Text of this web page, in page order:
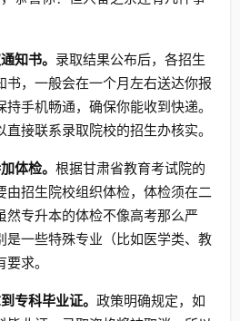
知书。 录取结果公布后，各招生
书，一般会在一个月左右送达你报
手机畅通，确保你能收到快递。
接联系录取院校的招生办核实。
体检。 根据甘肃省教育考试院的
由招生院校组织体检，体检须在二
然专升本的体检不像高考那么严
是一些特殊专业（比如医学类、教
求。
专科毕业证。 政策明确规定，如